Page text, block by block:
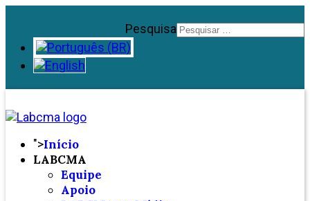
Pesquisa
">Início
LABCMA
Equipe
Apoio